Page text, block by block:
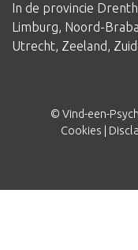
In de provincie
Limburg, Noord-
Utrecht, Zeeland,
© Vind-een-
Cookies